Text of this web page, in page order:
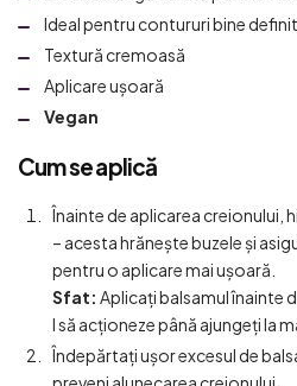
Ideal pentru contururi bine
Textură cremoasă
Aplicare ușoară
Vegan
Cum se aplică
Înainte de aplicarea creionului,
– acesta hrănește buzele și
pentru o aplicare mai ușoară.
Sfat: Aplicați balsamul înainte
l să acționeze până ajungeți la
Îndepărtați ușor excesul de